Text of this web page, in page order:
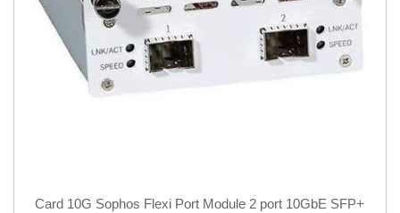
Card 10G Sophos Flexi Port Module 2 port 10GbE SFP+